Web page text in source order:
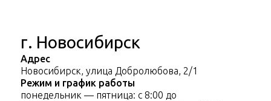
г. Новосибирск
Адрес
Новосибирск, улица Добролюбова, 2/1
Режим и график работы
понедельник — пятница: с 8:00 до